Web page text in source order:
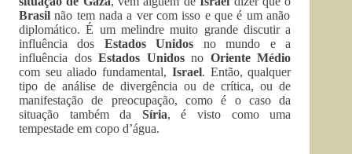
Brasil não tem nada a ver com isso e que é um anão
diplomático. É um melindre muito grande discutir a
influência dos Estados Unidos no mundo e a
influência dosEstados Unidosno Oriente Médio
com seu aliado fundamental, Israel. Então, qualquer
tipo de análise de divergência ou de crítica, ou de
manifestação de preocupação, como é o caso da
situação também da Síria, é visto como uma
tempestade em copo d’água.